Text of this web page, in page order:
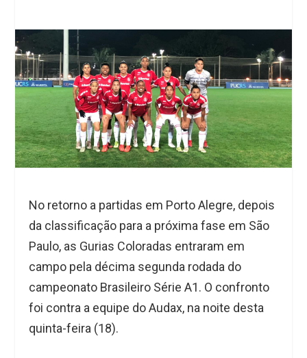
No retorno a partidas em Porto Alegre, depois
da classificação para a próxima fase em São
Paulo, as Gurias Coloradas entraram em
campo pela décima segunda rodada do
campeonato Brasileiro Série A1. O confronto
foi contra a equipe do Audax, na noite desta
quinta-feira (18).